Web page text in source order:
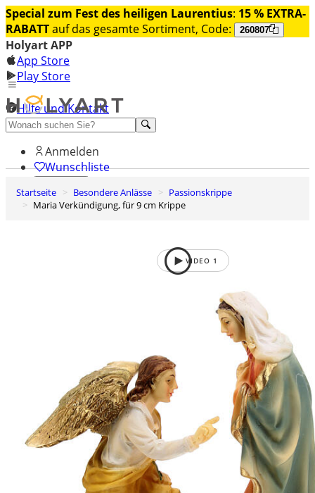
Special zum Fest des heiligen Laurentius: 15 % EXTRA-
RABATTauf das gesamte Sortiment, Code: 260807
Holyart APP
App Store
Play Store
Hilfe und Kontakt
Entdecken Sie Premium
Anmelden
Wunschliste
0
Warenkorb
Startseite Besondere Anlässe
Passionskrippe
Maria Verkündigung, für 9 cm Krippe
VIDEO 1